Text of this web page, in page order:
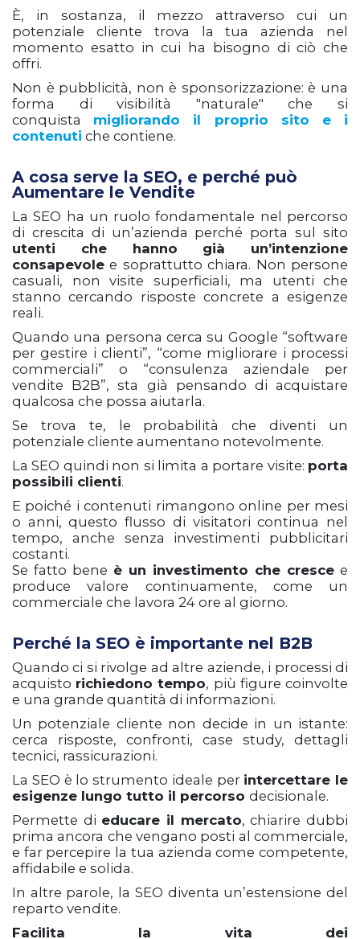
È, in sostanza, il mezzo attraverso cui un
potenziale cliente trova la tua azienda nel
momento esatto in cui ha bisogno di ciò che
offri.
Non è pubblicità, non è sponsorizzazione: è una
forma di visibilità "naturale" che si
conquista migliorando il proprio sito e i
contenuti che contiene.
A cosa serve la SEO, e perché può
Aumentare le Vendite
La SEO ha un ruolo fondamentale nel percorso
di crescita di un’azienda perché porta sul sito
utenti che hanno già un’intenzione
consapevole e soprattutto chiara. Non persone
casuali, non visite superficiali, ma utenti che
stanno cercando risposte concrete a esigenze
reali.
Quando una persona cerca su Google “software
per gestire i clienti”, “come migliorare i processi
commerciali” o “consulenza aziendale per
vendite B2B”, sta già pensando di acquistare
qualcosa che possa aiutarla.
Se trova te, le probabilità che diventi un
potenziale cliente aumentano notevolmente.
La SEO quindi non si limita a portare visite: porta
possibili clienti.
E poiché i contenuti rimangono online per mesi
o anni, questo flusso di visitatori continua nel
tempo, anche senza investimenti pubblicitari
costanti.
Se fatto bene è un investimento che cresce e
produce valore continuamente, come un
commerciale che lavora 24 ore al giorno.
Perché la SEO è importante nel B2B
Quando ci si rivolge ad altre aziende, i processi di
acquisto richiedono tempo, più figure coinvolte
e una grande quantità di informazioni.
Un potenziale cliente non decide in un istante:
cerca risposte, confronti, case study, dettagli
tecnici, rassicurazioni.
La SEO è lo strumento ideale per intercettare le
esigenze lungo tutto il percorso decisionale.
Permette di educare il mercato, chiarire dubbi
prima ancora che vengano posti al commerciale,
e far percepire la tua azienda come competente,
affidabile e solida.
In altre parole, la SEO diventa un’estensione del
reparto vendite.
Facilita la vita dei